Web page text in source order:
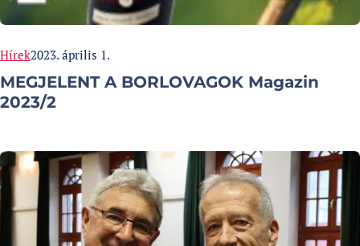
Categories:
HírekPublished at
2023. április 1.
MEGJELENT A BORLOVAGOK Magazin
2023/2